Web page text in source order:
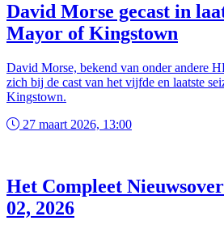
David Morse gecast in
Mayor of Kingstown
David Morse, bekend van onder andere
zich bij de cast van het vijfde en laatste
Kingstown.
27 maart 2026, 13:00
Het Compleet
02, 2026